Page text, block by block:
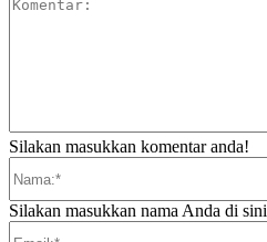
Silakan masukkan komentar anda!
Silakan masukkan nama Anda di sini